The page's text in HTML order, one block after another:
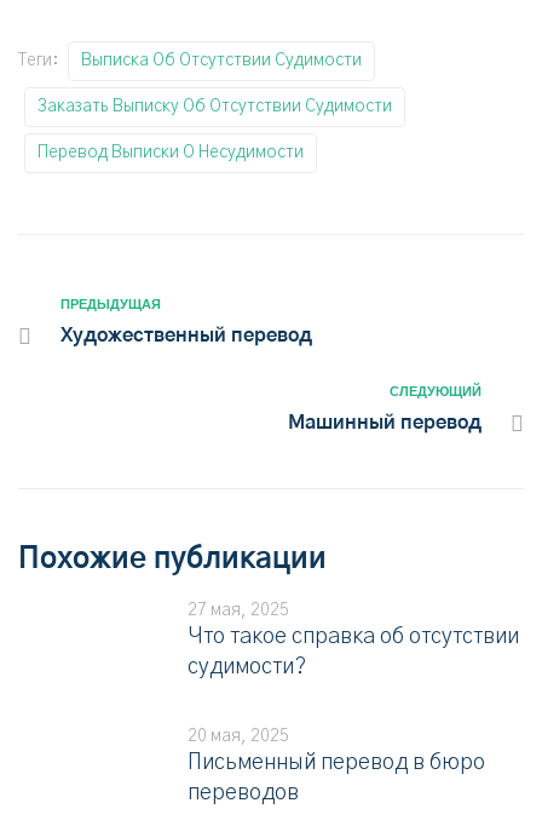
Теги: Выписка Об Отсутствии Судимости
Заказать Выписку Об Отсутствии Судимости
Перевод Выписки О Несудимости
ПРЕДЫДУЩАЯ
Художественный перевод
СЛЕДУЮЩИЙ
Машинный перевод
Похожие публикации
27 мая, 2025
Что такое справка об отсутствии
судимости?
20 мая, 2025
Письменный перевод в бюро
переводов